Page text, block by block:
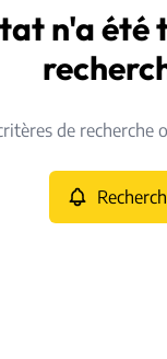
n'a été
de recherche